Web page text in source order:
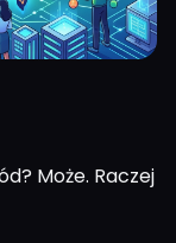
Może. Raczej